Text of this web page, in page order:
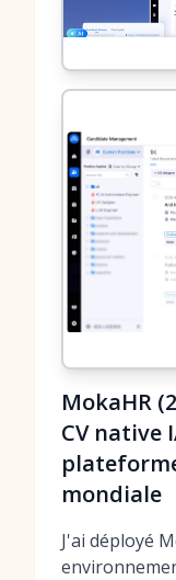
MokaHR
CV native
mondiale
J'ai déployé